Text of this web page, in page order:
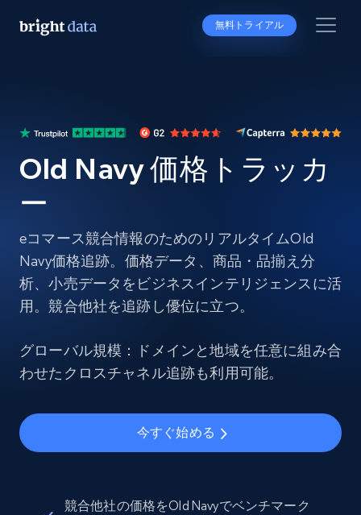
無料トライアル
Old Navy 価格トラッカ
ー
eコマース競合情報のためのリアルタイムOld
Navy価格追跡。価格データ、商品・品揃え分
析、小売データをビジネスインテリジェンスに活
用。競合他社を追跡し優位に立つ。
グローバル規模：ドメインと地域を任意に組み合
わせたクロスチャネル追跡も利用可能。
今すぐ始める
競合他社の価格をOld Navyでベンチマーク